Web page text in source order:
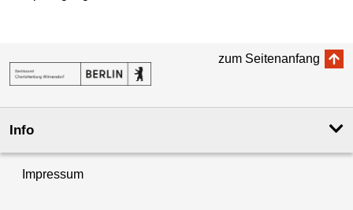
zum Seitenanfang
Info
Impressum